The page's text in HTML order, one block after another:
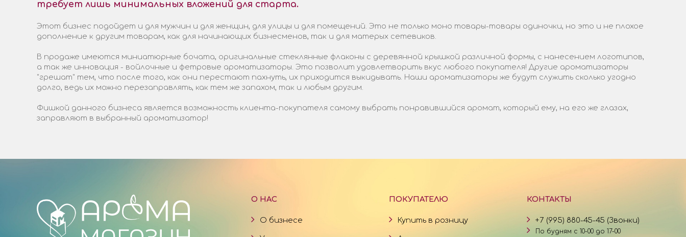
требует лишь минимальных вложений для старта.
Этот бизнес подойдет и для мужчин и для женщин, для улицы и для помещений. Это не только моно товары-товары одиночки, но это и не плохое
дополнение к другим товарам, как для начинающих бизнесменов, так и для матерых сетевиков.
В продаже имеются миниатюрные бочата, оригинальные стеклянные флаконы с деревянной крышкой различной формы, с нанесением логотипов,
а так же инновация - войлочные и фетровые ароматизаторы. Это позволит удовлетворить вкус любого покупателя! Другие ароматизаторы
"грешат" тем, что после того, как они перестают пахнуть, их приходится выкидывать. Наши ароматизаторы же будут служить сколько угодно
долго, ведь их можно перезаправлять, как тем же запахом, так и любым другим.
Фишкой данного бизнеса является возможность клиента-покупателя самому выбрать понравившийся аромат, который ему, на его же глазах,
заправляют в выбранный ароматизатор!
О НАС
О бизнесе
ПОКУПАТЕЛЮ
Купить в розницу
КОНТАКТЫ
+7 (995) 880-45-45 (Звонки)
По будням с 10-00 до 17-00